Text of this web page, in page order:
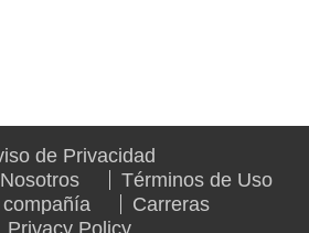
de Privacidad
Términos de Uso
Carreras
Privacy Policy